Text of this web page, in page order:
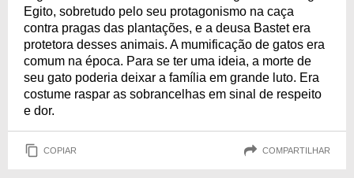
Egito, sobretudo pelo seu protagonismo na caça
contra pragas das plantações, e a deusa Bastet era
protetora desses animais. A mumificação de gatos era
comum na época. Para se ter uma ideia, a morte de
seu gato poderia deixar a família em grande luto. Era
costume raspar as sobrancelhas em sinal de respeito
e dor.
COPIAR COMPARTILHAR